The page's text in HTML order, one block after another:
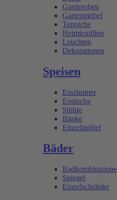
Garderoben
Gartenmöbel
Teppiche
Heimtextilien
Leuchten
Dekorationen
Speisen
Esszimmer
Esstische
Stühle
Bänke
Einzelmöbel
Bäder
Spiegel
Einzelschränke